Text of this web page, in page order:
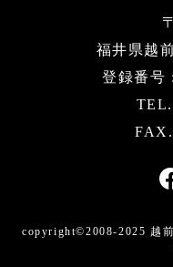
福井県越
登録番号
copyright©2008-2025 越